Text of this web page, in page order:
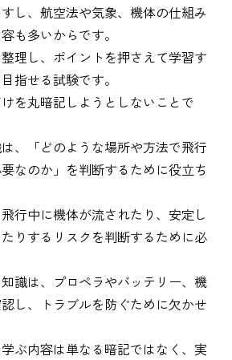
し、航空法や気象、機体の仕組み
も多いからです。
理し、ポイントを押さえて学習す
指せる試験です。
を丸暗記しようとしないことで
、「どのような場所や方法で飛行
なのか」を判断するために役立ち
行中に機体が流されたり、安定し
りするリスクを判断するために必
識は、プロペラやバッテリー、機
し、トラブルを防ぐために欠かせ
ぶ内容は単なる暗記ではなく、実